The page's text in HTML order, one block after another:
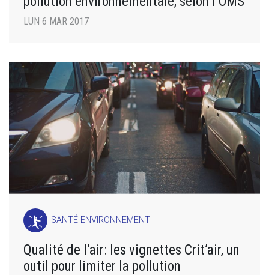
LUN 6 MAR 2017
SANTÉ-ENVIRONNEMENT
Qualité de l’air: les vignettes Crit’air, un
outil pour limiter la pollution